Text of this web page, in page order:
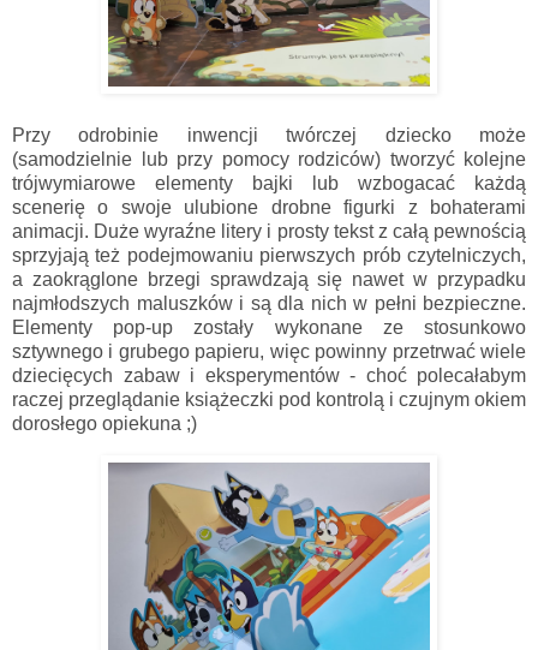
Przy odrobinie inwencji twórczej dziecko może
(samodzielnie lub przy pomocy rodziców) tworzyć kolejne
trójwymiarowe elementy bajki lub wzbogacać każdą
scenerię o swoje ulubione drobne figurki z bohaterami
animacji. Duże wyraźne litery i prosty tekst z całą pewnością
sprzyjają też podejmowaniu pierwszych prób czytelniczych,
a zaokrąglone brzegi sprawdzają się nawet w przypadku
najmłodszych maluszków i są dla nich w pełni bezpieczne.
Elementy pop-up zostały wykonane ze stosunkowo
sztywnego i grubego papieru, więc powinny przetrwać wiele
dziecięcych zabaw i eksperymentów - choć polecałabym
raczej przeglądanie książeczki pod kontrolą i czujnym okiem
dorosłego opiekuna ;)